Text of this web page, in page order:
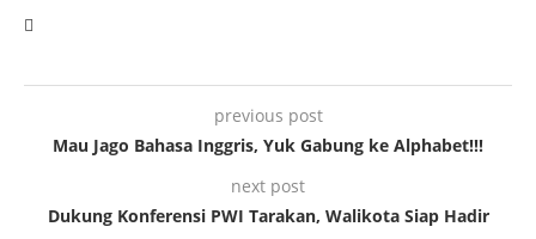
previous post
Mau Jago Bahasa Inggris, Yuk Gabung ke Alphabet!!!
next post
Dukung Konferensi PWI Tarakan, Walikota Siap Hadir